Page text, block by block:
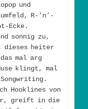
und
R-’n’-
Ecke.
sonnig zu,
dieses heiter
mal arg
klingt, mal
Songwriting.
Hooklines von
greift in die